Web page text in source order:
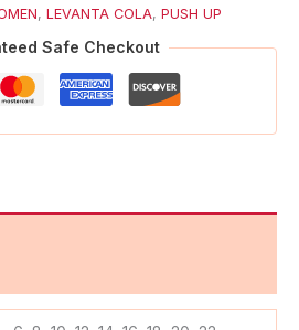
, LEVANTA COLA, PUSH UP
Safe Checkout